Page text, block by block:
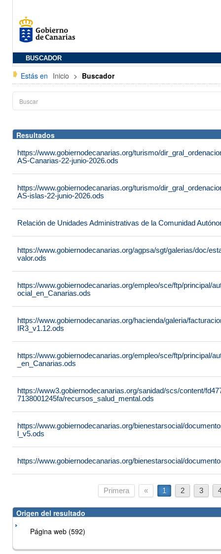
BUSCADOR
Estás en Inicio > Buscador
Resultados
https://www.gobiernodecanarias.org/turismo/
AS-Canarias-22-junio-2026.ods
https://www.gobiernodecanarias.org/turismo/
AS-islas-22-junio-2026.ods
Relación de Unidades Administrativas de la Comunidad
https://www.gobiernodecanarias.org/agpsa/sgt/galerias/doc/
valor.ods
https://www.gobiernodecanarias.org/empleo/sce/ftp/principal/
ocial_en_Canarias.ods
https://www.gobiernodecanarias.org/hacienda/galeria/
IR3_v1.12.ods
https://www.gobiernodecanarias.org/empleo/sce/ftp/principal/
_en_Canarias.ods
https://www3.gobiernodecanarias.org/sanidad/scs/content/
7138001245fa/recursos_salud_mental.ods
https://www.gobiernodecanarias.org/bienestarsocial/
l_v5.ods
https://www.gobiernodecanarias.org/bienestarsocial/
Primera « 1 2 3
Origen del resultado
Página web (592)